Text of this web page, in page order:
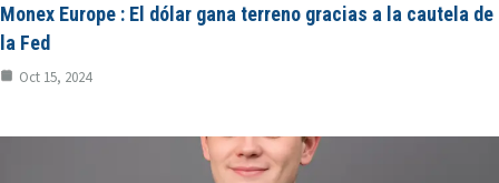
Monex Europe : El dólar gana terreno gracias a la cautela de
la Fed
Oct 15, 2024